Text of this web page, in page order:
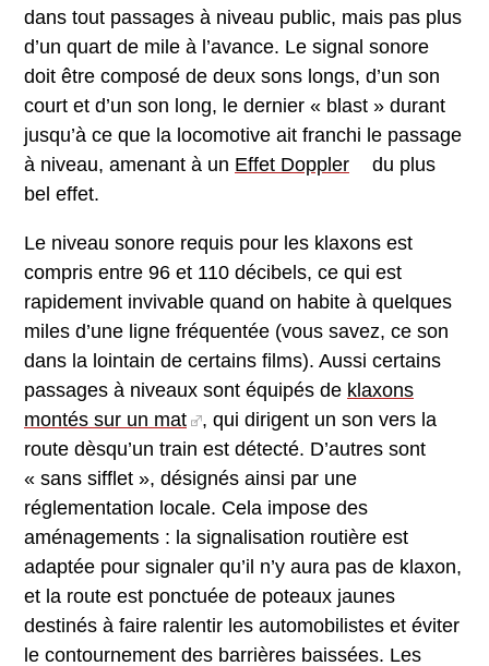
dans tout passages à niveau public, mais pas plus
d’un quart de mile à l’avance. Le signal sonore
doit être composé de deux sons longs, d’un son
court et d’un son long, le dernier « blast » durant
jusqu’à ce que la locomotive ait franchi le passage
à niveau, amenant à un Effet Doppler
du plus
bel effet.
Le niveau sonore requis pour les klaxons est
compris entre 96 et 110 décibels, ce qui est
rapidement invivable quand on habite à quelques
miles d’une ligne fréquentée (vous savez, ce son
dans la lointain de certains films). Aussi certains
passages à niveaux sont équipés de klaxons
montés sur un mat
, qui dirigent un son vers la
route dèsqu’un train est détecté. D’autres sont
« sans sifflet », désignés ainsi par une
réglementation locale. Cela impose des
aménagements : la signalisation routière est
adaptée pour signaler qu’il n’y aura pas de klaxon,
et la route est ponctuée de poteaux jaunes
destinés à faire ralentir les automobilistes et éviter
le contournement des barrières baissées. Les